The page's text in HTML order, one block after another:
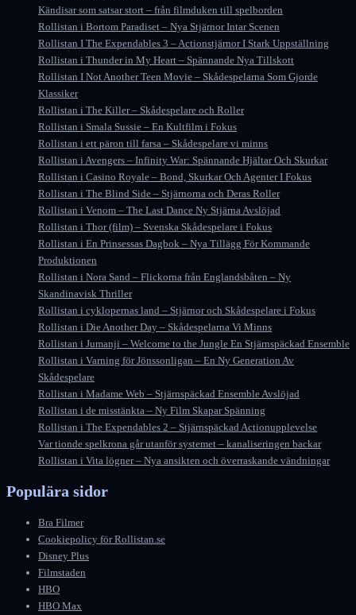
Kändisar som satsar stort – från filmduken till spelborden
Rollistan i Bortom Paradiset – Nya Stjärnor Intar Scenen
Rollistan I The Expendables 3 – Actionstjärnor I Stark Uppställning
Rollistan i Thunder in My Heart – Spännande Nya Tillskott
Rollistan I Not Another Teen Movie – Skådespelarna Som Gjorde
Klassiker
Rollistan i The Killer – Skådespelare och Roller
Rollistan i Smala Sussie – En Kultfilm i Fokus
Rollistan i ett päron till farsa – Skådespelare vi minns
Rollistan i Avengers – Infinity War: Spännande Hjältar Och Skurkar
Rollistan i Casino Royale – Bond, Skurkar Och Agenter I Fokus
Rollistan i The Blind Side – Stjärnorna och Deras Roller
Rollistan i Venom – The Last Dance Ny Stjärna Avslöjad
Rollistan i Thor (film) – Svenska Skådespelare i Fokus
Rollistan i En Prinsessas Dagbok – Nya Tillägg För Kommande
Produktionen
Rollistan i Nora Sand – Flickorna från Englandsbåten – Ny
Skandinavisk Thriller
Rollistan i cyklopernas land – Stjärnor och Skådespelare i Fokus
Rollistan i Die Another Day – Skådespelarna Vi Minns
Rollistan i Jumanji – Welcome to the Jungle En Stjärnspäckad Ensemble
Rollistan i Varning för Jönssonligan – En Ny Generation Av
Skådespelare
Rollistan i Madame Web – Stjärnspäckad Ensemble Avslöjad
Rollistan i de misstänkta – Ny Film Skapar Spänning
Rollistan i The Expendables 2 – Stjärnspäckad Actionupplevelse
Var tionde spelkrona går utanför systemet – kanaliseringen backar
Rollistan i Vita lögner – Nya ansikten och överraskande vändningar
Populära sidor
Bra Filmer
Cookiepolicy för Rollistan.se
Disney Plus
Filmstaden
HBO
HBO Max